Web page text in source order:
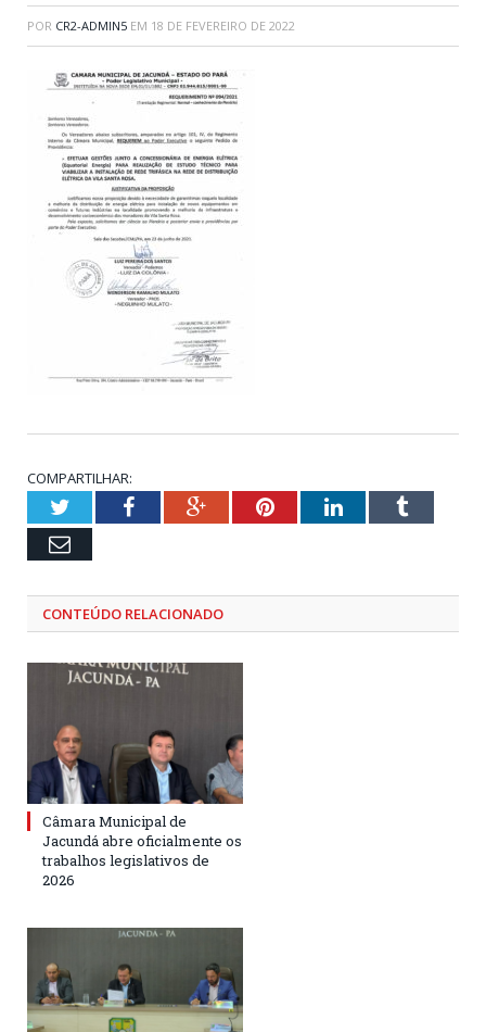
POR CR2-ADMIN5 EM 18 DE FEVEREIRO DE 2022
COMPARTILHAR:
TwitterFacebookGoogle+PinterestLinkedInTumblr
Email
CONTEÚDO RELACIONADO
Câmara Municipal de
Jacundá abre oficialmente os
trabalhos legislativos de
2026